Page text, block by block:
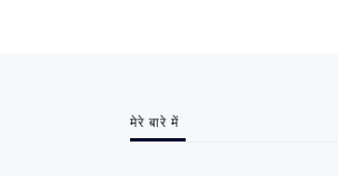
मेरे बारे में